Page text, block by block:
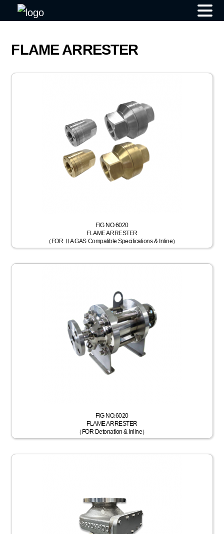
contentFLAME ARRESTER
FIG NO.6020
FLAME ARRESTER
（FOR ⅡA GAS Compatible Specifications & Inline）
FIG NO.6020
FLAME ARRESTER
（FOR Detonation & Inline）